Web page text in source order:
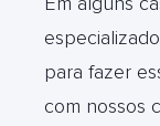
para fazer
com nossos